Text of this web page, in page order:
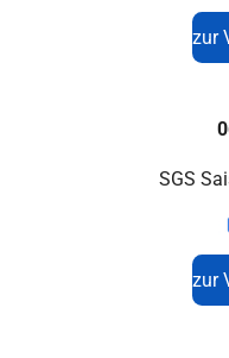
zur
SGS
zur